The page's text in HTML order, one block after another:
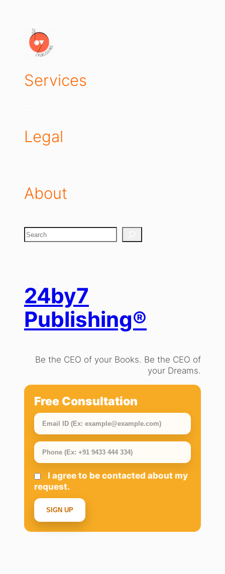
Services
Legal
About
S
e
h
24by7
Publishing®
Be the CEO of your Books. Be the CEO of
your Dreams.
Free Consultation
I agree to be contacted about my
request.
SIGN UP